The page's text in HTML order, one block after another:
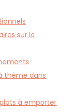
sur le
thème dans
à emporter